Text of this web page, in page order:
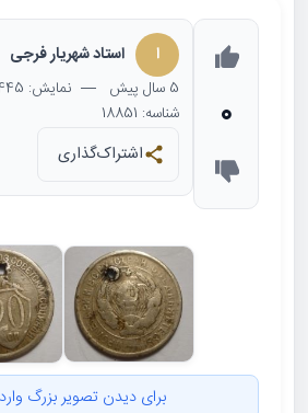
0
ا استاد شهریار فرجی
5 سال پیش — نمایش: 1445 بار
شناسه: 18851
اشتراک‌گذاری
برای دیدن تصویر بزرگ